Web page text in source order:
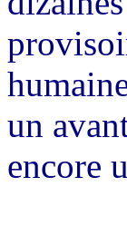
un
encore